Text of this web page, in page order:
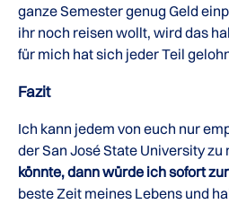
ganze Semester genug Geld
ihr noch reisen wollt, wird das
für mich hat sich jeder Teil
Fazit
Ich kann jedem von euch nur
der San José State University zu
könnte, dann würde ich sofort
beste Zeit meines Lebens und